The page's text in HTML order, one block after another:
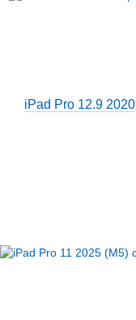
iPad Pro 12.9 2020